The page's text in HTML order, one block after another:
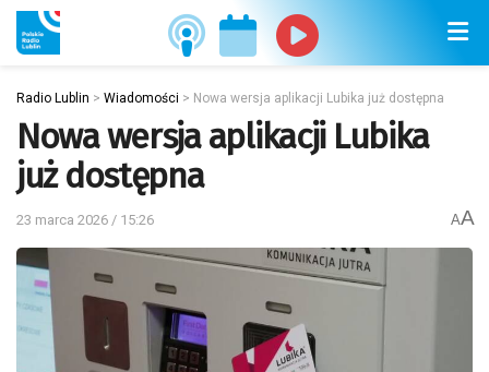
Radio Lublin > Wiadomości > Nowa wersja aplikacji Lubika już dostępna
Nowa wersja aplikacji Lubika
już dostępna
23 marca 2026 / 15:26 AA